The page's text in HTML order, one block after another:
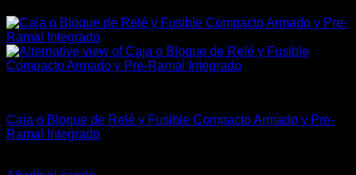
Caja o Bloque de Relé y Fusible Compacto Armado y Pre-
Ramal Integrado